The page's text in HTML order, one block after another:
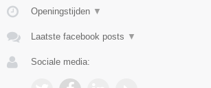
Openingstijden ▼
Laatste facebook posts ▼
Sociale media: